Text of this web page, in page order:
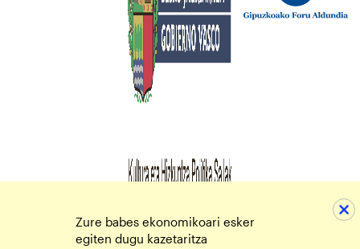
Zure babes ekonomikoari esker
egiten dugu kazetaritza